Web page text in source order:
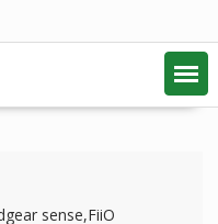
sense,FiiO